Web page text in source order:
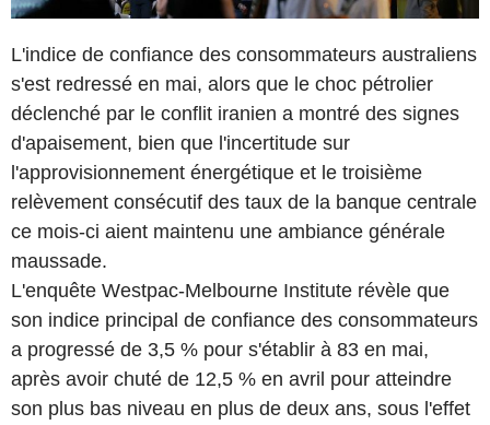
L'indice de confiance des consommateurs australiens
s'est redressé en mai, alors que le choc pétrolier
déclenché par le conflit iranien a montré des signes
d'apaisement, bien que l'incertitude sur
l'approvisionnement énergétique et le troisième
relèvement consécutif des taux de la banque centrale
ce mois-ci aient maintenu une ambiance générale
maussade.
L'enquête Westpac-Melbourne Institute révèle que
son indice principal de confiance des consommateurs
a progressé de 3,5 % pour s'établir à 83 en mai,
après avoir chuté de 12,5 % en avril pour atteindre
son plus bas niveau en plus de deux ans, sous l'effet